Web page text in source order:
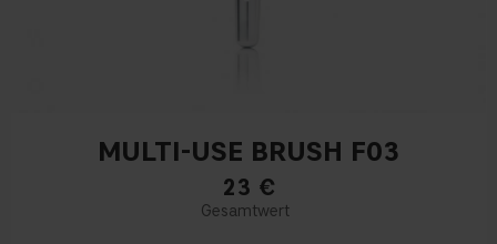
MULTI-USE BRUSH F03
23 €